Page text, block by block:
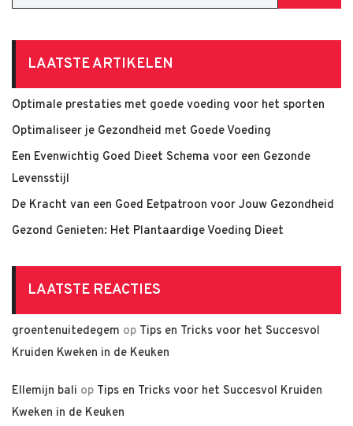
LAATSTE ARTIKELEN
Optimale prestaties met goede voeding voor het sporten
Optimaliseer je Gezondheid met Goede Voeding
Een Evenwichtig Goed Dieet Schema voor een Gezonde
Levensstijl
De Kracht van een Goed Eetpatroon voor Jouw Gezondheid
Gezond Genieten: Het Plantaardige Voeding Dieet
LAATSTE REACTIES
groentenuitedegem op Tips en Tricks voor het Succesvol
Kruiden Kweken in de Keuken
Ellemijn bali op Tips en Tricks voor het Succesvol Kruiden
Kweken in de Keuken